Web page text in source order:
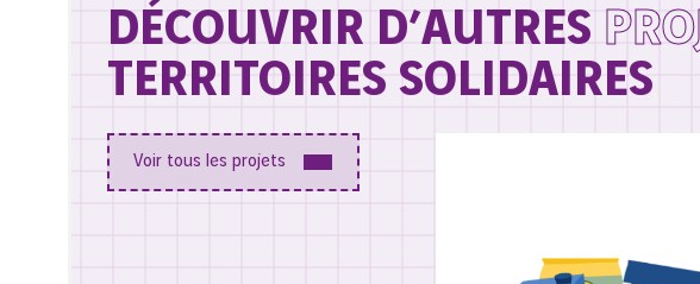
DÉCOUVRIR D’AUTRES
TERRITOIRES SOLIDAIRES
Voir tous les projets